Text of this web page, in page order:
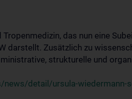
das nun eine
darstellt. Zusätzlich zu
strukturelle und
detail/ursula-wiedermann-